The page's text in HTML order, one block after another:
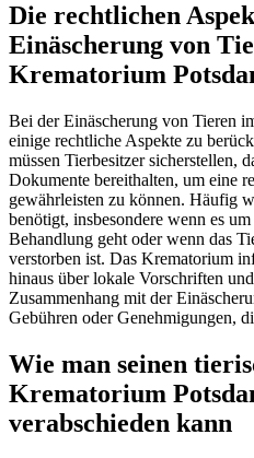
Die rechtlichen
Einäscherung von
Krematorium
Bei der Einäscherung von Tieren
einige rechtliche Aspekte zu
müssen Tierbesitzer sicherstellen,
Dokumente bereithalten, um eine
gewährleisten zu können. Häufig
benötigt, insbesondere wenn es
Behandlung geht oder wenn das
verstorben ist. Das Krematorium
hinaus über lokale Vorschriften
Zusammenhang mit der
Gebühren oder Genehmigungen,
Wie man seinen
Krematorium
verabschieden kann